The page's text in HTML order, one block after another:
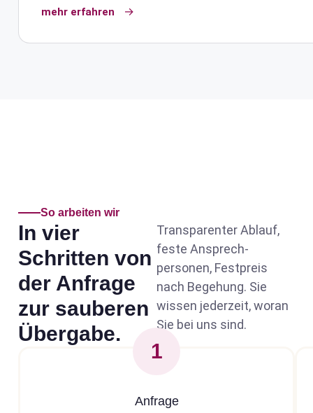
mehr erfahren
So arbeiten wir
In vier
Schritten von
der Anfrage
zur sauberen
Übergabe.
Transparenter Ablauf,
feste Ansprech­
personen, Festpreis
nach Begehung. Sie
wissen jederzeit, woran
Sie bei uns sind.
1
Anfrage